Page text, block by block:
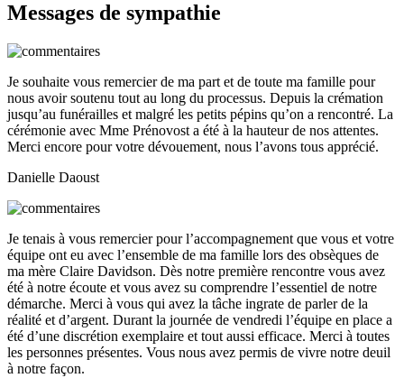
Messages de sympathie
Je souhaite vous remercier de ma part et de toute ma famille pour
nous avoir soutenu tout au long du processus. Depuis la crémation
jusqu’au funérailles et malgré les petits pépins qu’on a rencontré. La
cérémonie avec Mme Prénovost a été à la hauteur de nos attentes.
Merci encore pour votre dévouement, nous l’avons tous apprécié.
Danielle Daoust
Je tenais à vous remercier pour l’accompagnement que vous et votre
équipe ont eu avec l’ensemble de ma famille lors des obsèques de
ma mère Claire Davidson. Dès notre première rencontre vous avez
été à notre écoute et vous avez su comprendre l’essentiel de notre
démarche. Merci à vous qui avez la tâche ingrate de parler de la
réalité et d’argent. Durant la journée de vendredi l’équipe en place a
été d’une discrétion exemplaire et tout aussi efficace. Merci à toutes
les personnes présentes. Vous nous avez permis de vivre notre deuil
à notre façon.